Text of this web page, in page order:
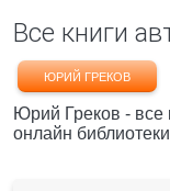
Все книги
ЮРИЙ ГРЕКОВ
Юрий Греков - все
онлайн